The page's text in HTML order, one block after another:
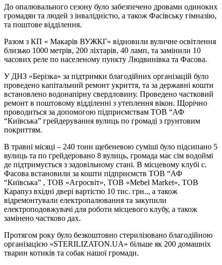
До опалювального сезону було забезпечено дровами одиноких
громадян та людей з інвалідністю, а також Фасівську гімназію,
та поштове відділення.
Разом з КП « Макарів ВУЖКГ» відновили вуличне освітлення
близько 1000 метрів, 200 ліхтарів, 40 ламп, та замінили 10
часових реле по населеному пункту Людвинівка та Фасова.
У ДНЗ «Берізка» за підтримки благодійних організацій було
проведено капітальний ремонт укриття, та за державні кошти
встановлено водонапірну свердловину. Проведено частковий
ремонт в поштовому відділенні з утеплення вікон. Щорічно
проводиться за допомогою підприємствам ТОВ “АФ
“Київська” грейдерування вулиць по громаді з ґрунтовим
покриттям.
В травні місяці – 240 тонн щебеневою суміші було підсипано 5
вулиць та по грейдеровано 8 вулиць, громада має сім водоймі
де підтримується з задовільному стані. В місцевому клубі с.
Фасова встановили за кошти підприємств ТОВ “АФ
“Київська” , ТОВ «Агросвіт», ТОВ «Mebel Market», ТОВ
Карапуз вхідні двері вартістю 10 тис. грн.., а також
відремонтували електропалювання та закупили
електроподовжувачі для роботи місцевого клубу, а також
замінено частково дах.
Протягом року було безкоштовно стерилізовано благодійною
організацією «STERILIZATON.UA» більше як 200 домашніх
тварин котиків та собак нашої громади.